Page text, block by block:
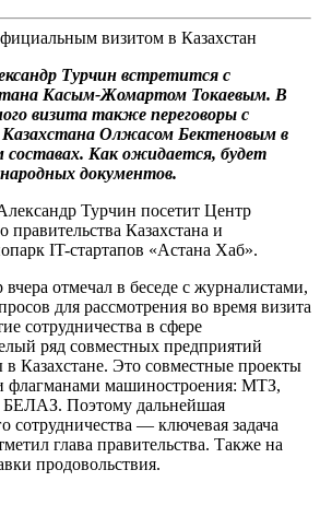
Турчин встретится с
Касым-Жомартом Токаевым. В
визита также переговоры с
Олжасом Бектеновым в
составах. Как ожидается, будет
документов.
Турчин посетит Центр
Казахстана и
IT-стартапов «Астана Хаб».
отмечал в беседе с журналистами,
для рассмотрения во время визита
сотрудничества в сфере
ряд совместных предприятий
Казахстане. Это совместные проекты
машиностроения: МТЗ,
Поэтому дальнейшая
сотрудничества — ключевая задача
глава правительства. Также на
продовольствия.